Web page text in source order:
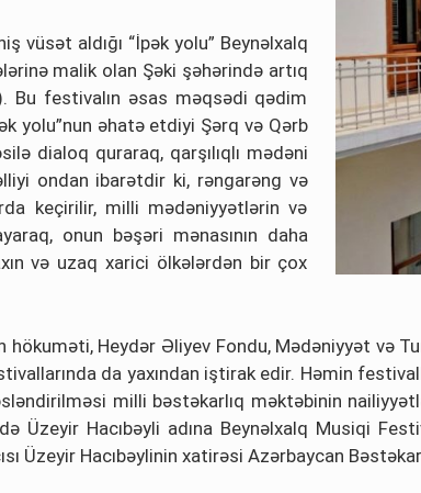
vüsət aldığı “İpək yolu” Beynəlxalq
malik olan Şəki şəhərində artıq
festivalın əsas məqsədi qədim
yolu”nun əhatə etdiyi Şərq və Qərb
dialoq quraraq, qarşılıqlı mədəni
ondan ibarətdir ki, rəngarəng və
keçirilir, milli mədəniyyətlərin və
onun bəşəri mənasının daha
və uzaq xarici ölkələrdən bir çox
hökuməti, Heydər Əliyev Fondu, Mədəniyyət və
da yaxından iştirak edir. Həmin
milli bəstəkarlıq məktəbinin
Hacıbəyli adına Beynəlxalq Musiqi
Üzeyir Hacıbəylinin xatirəsi Azərbaycan